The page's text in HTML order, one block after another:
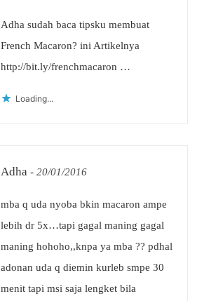
Adha sudah baca tipsku membuat
French Macaron? ini Artikelnya
http://bit.ly/frenchmacaron …
Loading...
Adha - 20/01/2016
mba q uda nyoba bkin macaron ampe
lebih dr 5x…tapi gagal maning gagal
maning hohoho,,knpa ya mba ?? pdhal
adonan uda q diemin kurleb smpe 30
menit tapi msi saja lengket bila